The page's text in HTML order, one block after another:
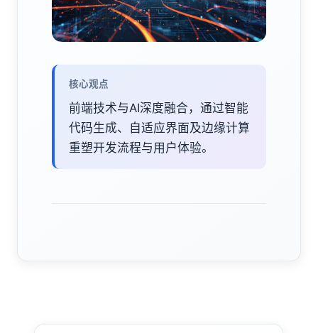
核心观点
前端技术与AI深度融合，通过智能
代码生成、自适应界面及边缘计算
重塑开发流程与用户体验。